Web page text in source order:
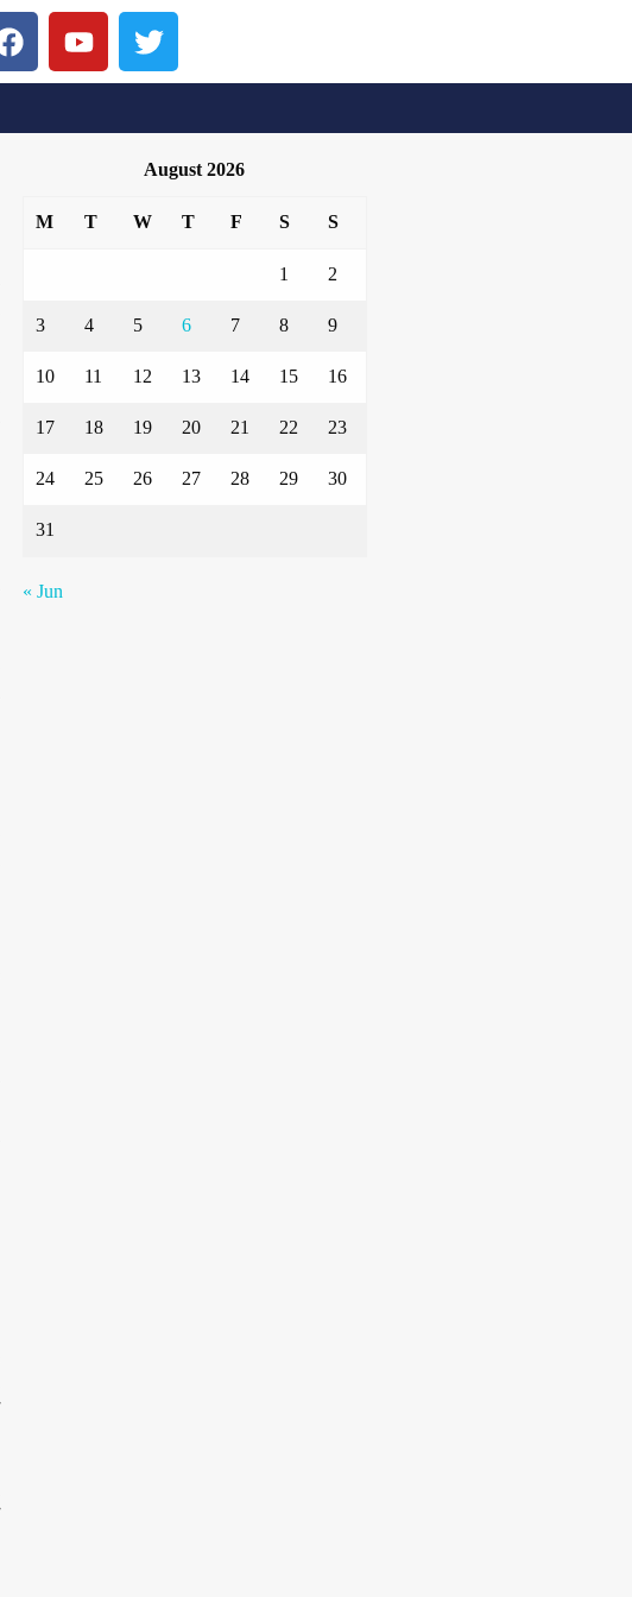
August 2026
M T W T F S S
1 2
3 4 5 6 7 8 9
10 11 12 13 14 15 16
17 18 19 20 21 22 23
24 25 26 27 28 29 30
31
« Jun